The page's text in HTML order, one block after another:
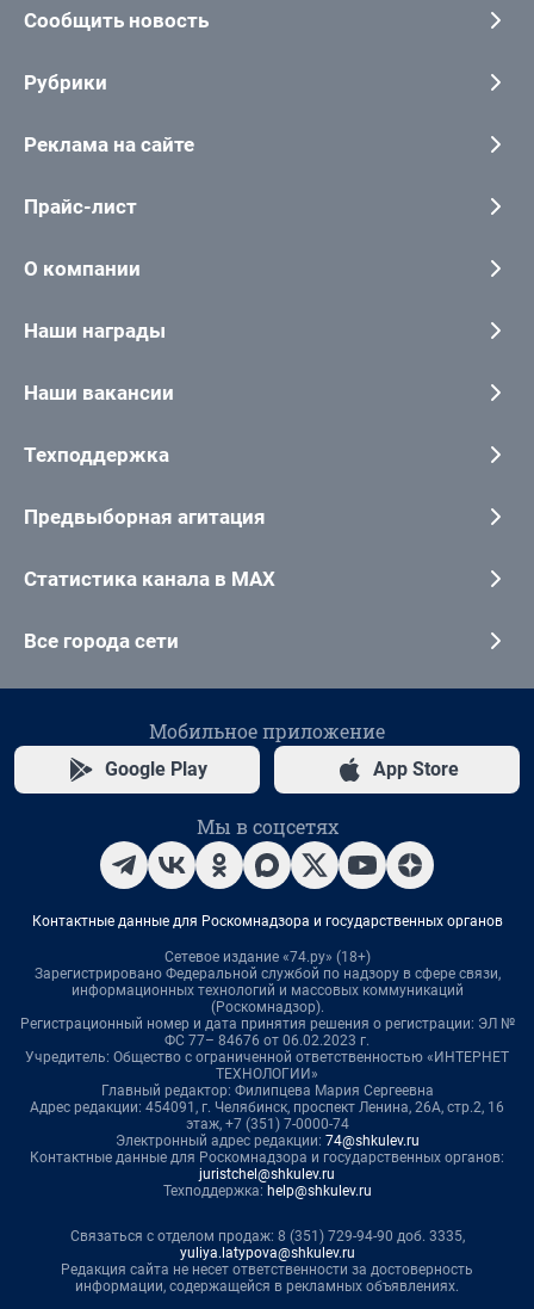
Сообщить новость
Рубрики
Реклама на сайте
Прайс-лист
О компании
Наши награды
Наши вакансии
Техподдержка
Предвыборная агитация
Статистика канала в MAX
Все города сети
Мобильное приложение
Google Play App Store
Мы в соцсетях
Контактные данные для Роскомнадзора и государственных органов
Сетевое издание «74.ру» (18+)
Зарегистрировано Федеральной службой по надзору в сфере связи,
информационных технологий и массовых коммуникаций
(Роскомнадзор).
Регистрационный номер и дата принятия решения о регистрации: ЭЛ №
ФС 77– 84676 от 06.02.2023 г.
Учредитель: Общество с ограниченной ответственностью «ИНТЕРНЕТ
ТЕХНОЛОГИИ»
Главный редактор: Филипцева Мария Сергеевна
Адрес редакции: 454091, г. Челябинск, проспект Ленина, 26А, стр.2, 16
этаж, +7 (351) 7-0000-74
Электронный адрес редакции: 74@shkulev.ru
Контактные данные для Роскомнадзора и государственных органов:
juristchel@shkulev.ru
Техподдержка: help@shkulev.ru
Связаться с отделом продаж: 8 (351) 729-94-90 доб. 3335,
yuliya.latypova@shkulev.ru
Редакция сайта не несет ответственности за достоверность
информации, содержащейся в рекламных объявлениях.